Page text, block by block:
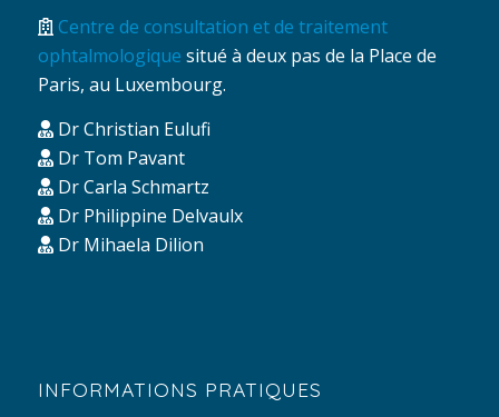
Centre de consultation et de traitement
ophtalmologique situé à deux pas de la Place de
Paris, au Luxembourg.
Dr Christian Eulufi
Dr Tom Pavant
Dr Carla Schmartz
Dr Philippine Delvaulx
Dr Mihaela Dilion
INFORMATIONS PRATIQUES